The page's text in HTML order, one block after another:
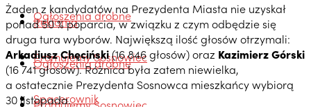
Ogłoszenia drobne
Promujemy Sosnowiec
Spacerownik
Reklama
Ogłoszenia drobne
Żaden z kandydatów na Prezydenta Miasta nie uzyskał
ponad 50 % poparcia, w związku z czym odbędzie się
druga tura wyborów. Największą ilość głosów otrzymali:
Arkadiusz Chęciński(16 846 głosów) oraz Kazimierz Górski
(16 741 głosów). Różnica była zatem niewielka,
a ostatecznie Prezydenta Sosnowca mieszkańcy wybiorą
30 listopada.